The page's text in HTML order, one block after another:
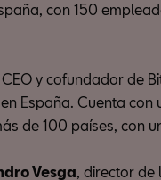
con 150
CEO y cofundador de
España. Cuenta
de 100 países, con
Vesga, director de